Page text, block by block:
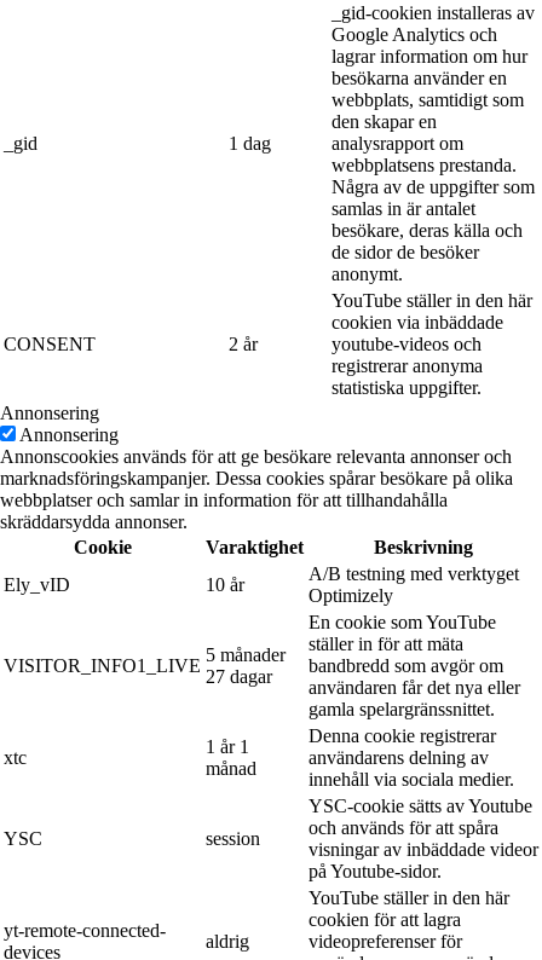
_gid 1 dag
_gid-cookien installeras av
Google Analytics och
lagrar information om hur
besökarna använder en
webbplats, samtidigt som
den skapar en
analysrapport om
webbplatsens prestanda.
Några av de uppgifter som
samlas in är antalet
besökare, deras källa och
de sidor de besöker
anonymt.
CONSENT 2 år
YouTube ställer in den här
cookien via inbäddade
youtube-videos och
registrerar anonyma
statistiska uppgifter.
Annonsering
Annonsering
Annonscookies används för att ge besökare relevanta annonser och
marknadsföringskampanjer. Dessa cookies spårar besökare på olika
webbplatser och samlar in information för att tillhandahålla
skräddarsydda annonser.
Cookie
Varaktighet
Beskrivning
Ely_vID
10 år
A/B testning med verktyget
Optimizely
VISITOR_INFO1_LIVE
5 månader
27 dagar
En cookie som YouTube
ställer in för att mäta
bandbredd som avgör om
användaren får det nya eller
gamla spelargränssnittet.
xtc
1 år 1
månad
Denna cookie registrerar
användarens delning av
innehåll via sociala medier.
YSC session
YSC-cookie sätts av Youtube
och används för att spåra
visningar av inbäddade videor
på Youtube-sidor.
yt-remote-connected-
devices
aldrig
YouTube ställer in den här
cookien för att lagra
videopreferenser för